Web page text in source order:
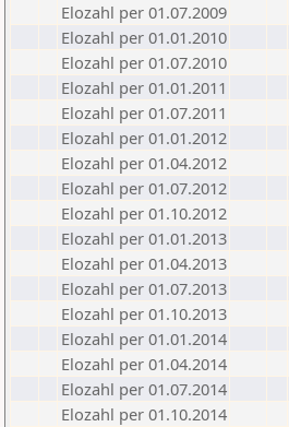
Elozahl per 01.07.2009
Elozahl per 01.01.2010
Elozahl per 01.07.2010
Elozahl per 01.01.2011
Elozahl per 01.07.2011
Elozahl per 01.01.2012
Elozahl per 01.04.2012
Elozahl per 01.07.2012
Elozahl per 01.10.2012
Elozahl per 01.01.2013
Elozahl per 01.04.2013
Elozahl per 01.07.2013
Elozahl per 01.10.2013
Elozahl per 01.01.2014
Elozahl per 01.04.2014
Elozahl per 01.07.2014
Elozahl per 01.10.2014